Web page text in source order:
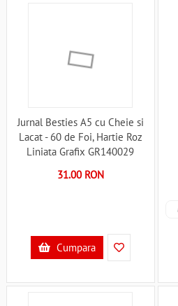
Jurnal Besties A5 cu Cheie si
Lacat - 60 de Foi, Hartie Roz
Liniata Grafix GR140029
31.00 RON
Cumpara